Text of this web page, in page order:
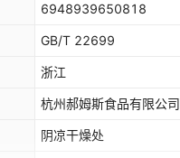
6948939650818
GB/T 22699
浙江
杭州郝姆斯食品有限公司
阴凉干燥处